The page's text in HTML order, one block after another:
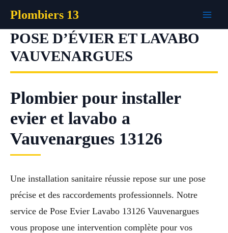
contenu
Plombiers 13
POSE D’ÉVIER ET LAVABO
VAUVENARGUES
Plombier pour installer
evier et lavabo a
Vauvenargues 13126
Une installation sanitaire réussie repose sur une pose
précise et des raccordements professionnels. Notre
service de Pose Evier Lavabo 13126 Vauvenargues
vous propose une intervention complète pour vos